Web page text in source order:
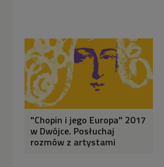
"Chopin i jego Europa" 2017
w Dwójce. Posłuchaj
rozmów z artystami